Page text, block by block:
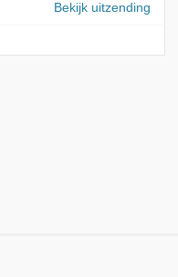
Bekijk uitzending